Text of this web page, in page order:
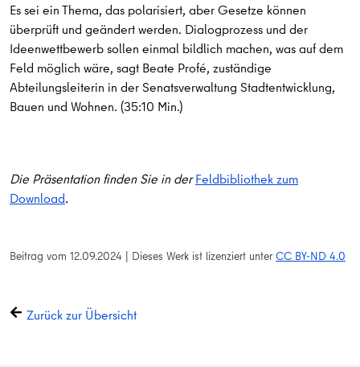
Es sei ein Thema, das polarisiert, aber Gesetze können
überprüft und geändert werden. Dialogprozess und der
Ideenwettbewerb sollen einmal bildlich machen, was auf dem
Feld möglich wäre, sagt Beate Profé, zuständige
Abteilungsleiterin in der Senatsverwaltung Stadtentwicklung,
Bauen und Wohnen. (35:10 Min.)
Die Präsentation finden Sie in derFeldbibliothek zum
Download.
Beitrag vom 12.09.2024 | Dieses Werk ist lizenziert unter CC BY-ND 4.0
Zurück zur Übersicht